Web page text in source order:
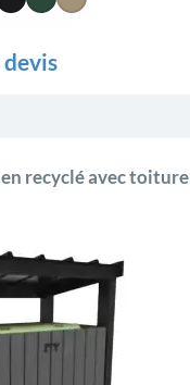
devis
recyclé avec toiture